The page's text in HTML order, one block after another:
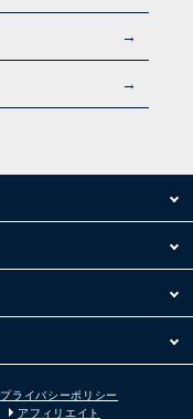
プライバシーポリシー
アフィリエイト